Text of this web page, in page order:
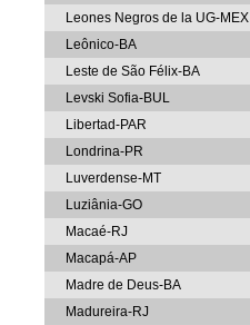
Leones Negros de la UG-MEX
Leônico-BA
Leste de São Félix-BA
Levski Sofia-BUL
Libertad-PAR
Londrina-PR
Luverdense-MT
Luziânia-GO
Macaé-RJ
Macapá-AP
Madre de Deus-BA
Madureira-RJ